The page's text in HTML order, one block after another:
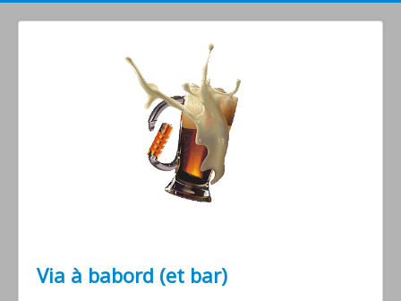
Via à babord (et bar)